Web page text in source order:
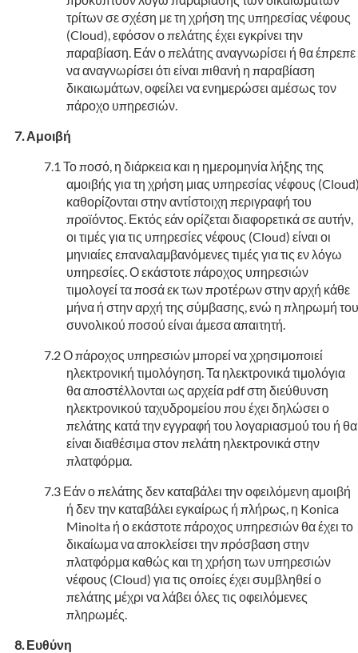
τρίτων σε σχέση με τη χρήση της υπηρεσίας νέφους
(Cloud), εφόσον ο πελάτης έχει εγκρίνει την
παραβίαση. Εάν ο πελάτης αναγνωρίσει ή θα έπρεπε
να αναγνωρίσει ότι είναι πιθανή η παραβίαση
δικαιωμάτων, οφείλει να ενημερώσει αμέσως τον
πάροχο υπηρεσιών.
Αμοιβή
Το ποσό, η διάρκεια και η ημερομηνία λήξης της
αμοιβής για τη χρήση μιας υπηρεσίας νέφους
καθορίζονται στην αντίστοιχη περιγραφή του
προϊόντος. Εκτός εάν ορίζεται διαφορετικά σε αυτήν,
οι τιμές για τις υπηρεσίες νέφους (Cloud) είναι οι
μηνιαίες επαναλαμβανόμενες τιμές για τις εν λόγω
υπηρεσίες. Ο εκάστοτε πάροχος υπηρεσιών
τιμολογεί τα ποσά εκ των προτέρων στην αρχή κάθε
μήνα ή στην αρχή της σύμβασης, ενώ η πληρωμή του
συνολικού ποσού είναι άμεσα απαιτητή.
Ο πάροχος υπηρεσιών μπορεί να χρησιμοποιεί
ηλεκτρονική τιμολόγηση. Τα ηλεκτρονικά τιμολόγια
θα αποστέλλονται ως αρχεία pdf στη διεύθυνση
ηλεκτρονικού ταχυδρομείου που έχει δηλώσει ο
πελάτης κατά την εγγραφή του λογαριασμού του ή θα
είναι διαθέσιμα στον πελάτη ηλεκτρονικά στην
πλατφόρμα.
Εάν ο πελάτης δεν καταβάλει την οφειλόμενη αμοιβή
ή δεν την καταβάλει εγκαίρως ή πλήρως, η Konica
Minolta ή ο εκάστοτε πάροχος υπηρεσιών θα έχει το
δικαίωμα να αποκλείσει την πρόσβαση στην
πλατφόρμα καθώς και τη χρήση των υπηρεσιών
νέφους (Cloud) για τις οποίες έχει συμβληθεί ο
πελάτης μέχρι να λάβει όλες τις οφειλόμενες
πληρωμές.
Ευθύνη